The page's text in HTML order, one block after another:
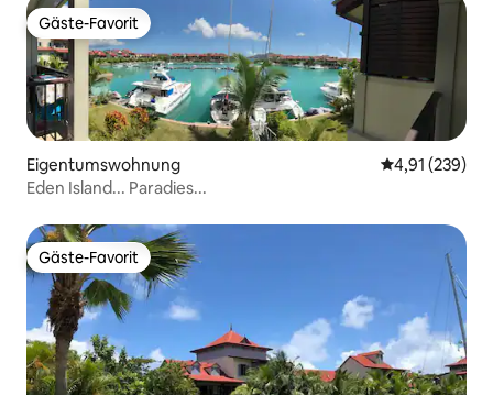
Gäste-Favorit
Gäste-Favorit
Eigentumswohnung
4,91 (239)
Eden Island... Paradies...
Gäste-Favorit
Gäste-Favorit